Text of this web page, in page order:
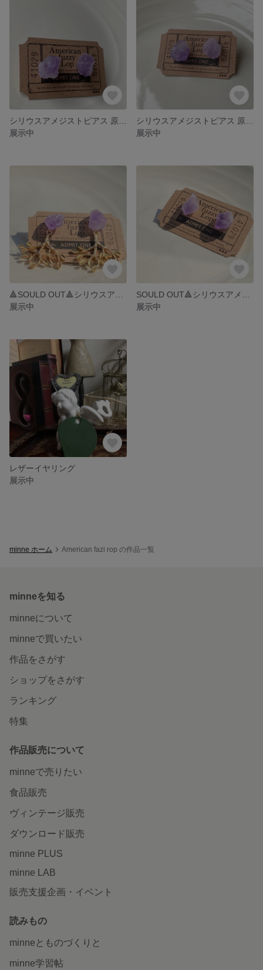
展示中
展示中
展示中
展示中
レザーイヤリング
展示中
minne ホーム American fazi rop の作品一覧
minneを知る
minneについて
minneで買いたい
作品をさがす
ショップをさがす
ランキング
特集
作品販売について
minneで売りたい
食品販売
ヴィンテージ販売
ダウンロード販売
minne PLUS
minne LAB
販売支援企画・イベント
読みもの
minneとものづくりと
minne学習帖